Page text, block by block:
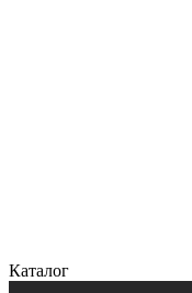
Каталог